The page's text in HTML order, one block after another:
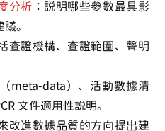
分析 ：說明哪些參數最具影
。
查證機構、查證範圍、聲明
meta-data）、活動數據清
文件適用性說明。
改進數據品質的方向提出建